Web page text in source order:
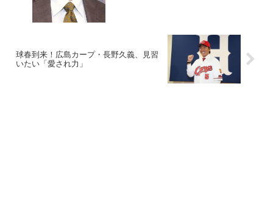
球春到来！広島カープ・長野久義、見習
いたい「愛され力」